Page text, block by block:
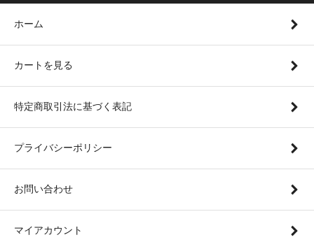
ホーム
カートを見る
特定商取引法に基づく表記
プライバシーポリシー
お問い合わせ
マイアカウント